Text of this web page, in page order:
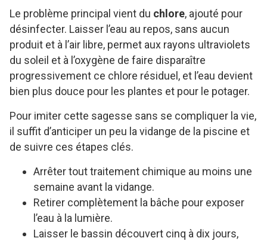
Le problème principal vient du chlore, ajouté pour
désinfecter. Laisser l’eau au repos, sans aucun
produit et à l’air libre, permet aux rayons ultraviolets
du soleil et à l’oxygène de faire disparaître
progressivement ce chlore résiduel, et l’eau devient
bien plus douce pour les plantes et pour le potager.
Pour imiter cette sagesse sans se compliquer la vie,
il suffit d’anticiper un peu la vidange de la piscine et
de suivre ces étapes clés.
Arrêter tout traitement chimique au moins une
semaine avant la vidange.
Retirer complètement la bâche pour exposer
l’eau à la lumière.
Laisser le bassin découvert cinq à dix jours,